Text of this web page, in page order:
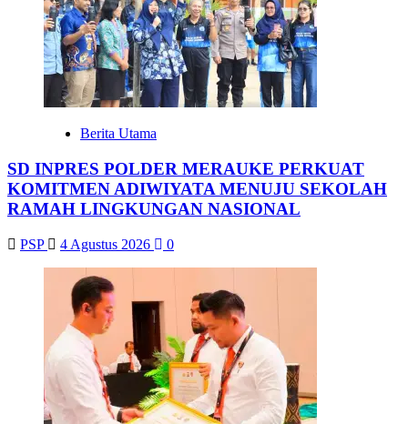
Berita Utama
SD INPRES POLDER MERAUKE PERKUAT
KOMITMEN ADIWIYATA MENUJU SEKOLAH
RAMAH LINGKUNGAN NASIONAL
PSP 4 Agustus 2026 0